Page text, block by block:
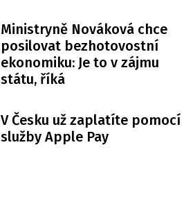
Ministryně Nováková chce
posilovat bezhotovostní
ekonomiku: Je to v zájmu
státu, říká
V Česku už zaplatíte pomocí
služby Apple Pay